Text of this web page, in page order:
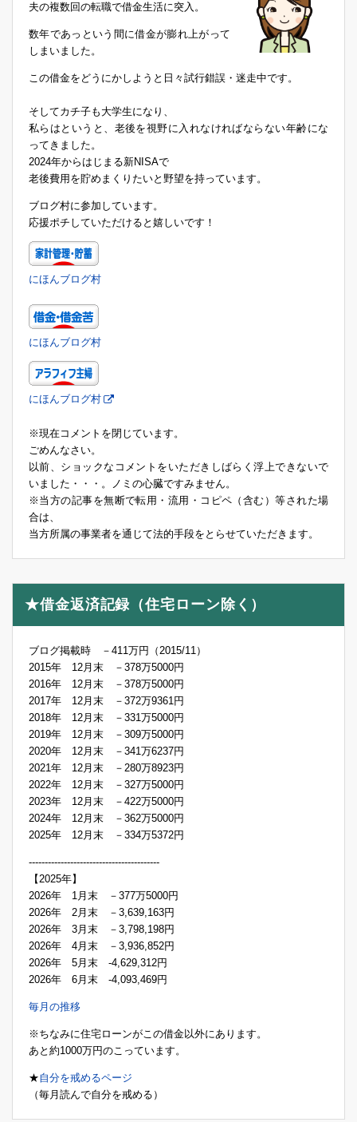
夫の複数回の転職で借金生活に突入。
数年であっという間に借金が膨れ上がって
しまいました。
この借金をどうにかしようと日々試行錯誤・迷走中です。
そしてカチ子も大学生になり、
私らはというと、老後を視野に入れなければならない年齢にな
ってきました。
2024年からはじまる新NISAで
老後費用を貯めまくりたいと野望を持っています。
ブログ村に参加しています。
応援ポチしていただけると嬉しいです！
にほんブログ村
にほんブログ村
にほんブログ村
※現在コメントを閉じています。
ごめんなさい。
以前、ショックなコメントをいただきしばらく浮上できないで
いました・・・。ノミの心臓ですみません。
※当方の記事を無断で転用・流用・コピペ（含む）等された場
合は、
当方所属の事業者を通じて法的手段をとらせていただきます。
★借金返済記録（住宅ローン除く）
ブログ掲載時 －411万円（2015/11）
2015年 12月末 －378万5000円
2016年 12月末 －378万5000円
2017年 12月末 －372万9361円
2018年 12月末 －331万5000円
2019年 12月末 －309万5000円
2020年 12月末 －341万6237円
2021年 12月末 －280万8923円
2022年 12月末 －327万5000円
2023年 12月末 －422万5000円
2024年 12月末 －362万5000円
2025年 12月末 －334万5372円
-----------------------------------------
【2025年】
2026年 1月末 －377万5000円
2026年 2月末 －3,639,163円
2026年 3月末 －3,798,198円
2026年 4月末 －3,936,852円
2026年 5月末 -4,629,312円
2026年 6月末 -4,093,469円
毎月の推移
※ちなみに住宅ローンがこの借金以外にあります。
あと約1000万円のこっています。
★自分を戒めるページ
（毎月読んで自分を戒める）